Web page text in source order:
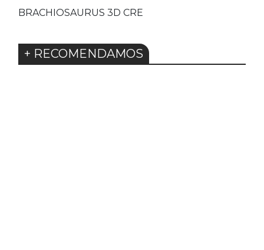
BRACHIOSAURUS 3D CRE
+ RECOMENDAMOS